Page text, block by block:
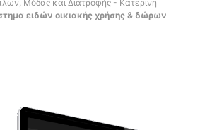
Μόδας και Διατροφής - Κατερίνη
ειδών οικιακής χρήσης & δώρων